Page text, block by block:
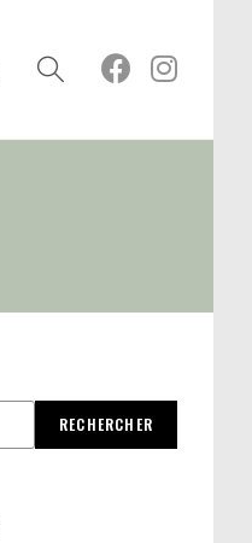
Toggle
RECHERCHER